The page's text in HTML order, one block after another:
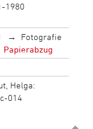
1980
Fotografie
Papierabzug
Helga:
014